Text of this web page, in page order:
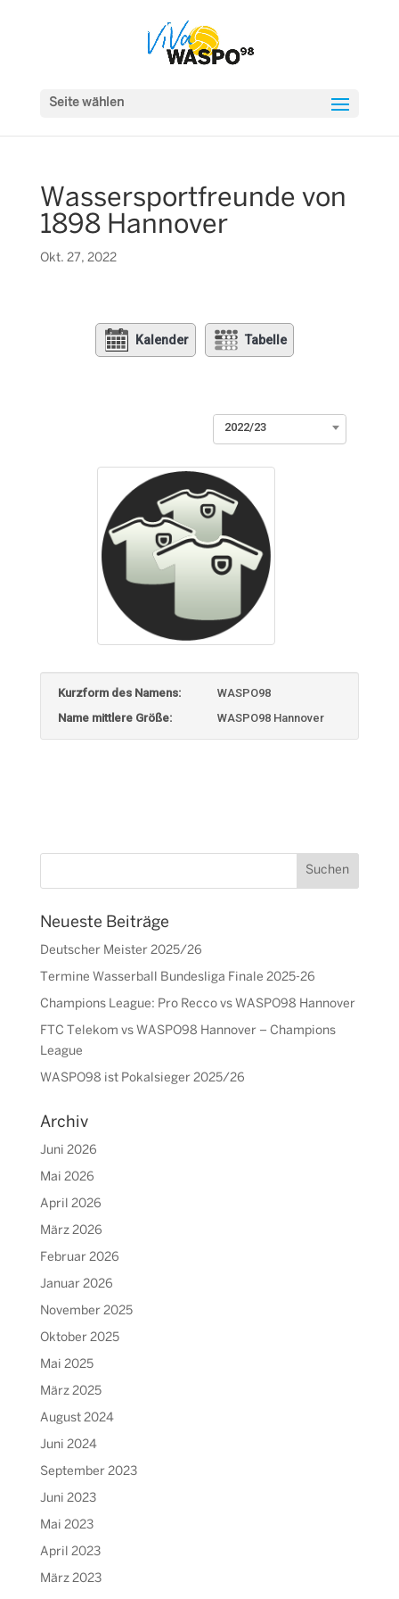
Seite wählen
Wassersportfreunde von
1898 Hannover
Okt. 27, 2022
Kalender Tabelle
2022/23
Kurzform des Namens:
WASPO98
Name mittlere Größe:
WASPO98 Hannover
Neueste Beiträge
Deutscher Meister 2025/26
Termine Wasserball Bundesliga Finale 2025-26
Champions League: Pro Recco vs WASPO98 Hannover
FTC Telekom vs WASPO98 Hannover – Champions
League
WASPO98 ist Pokalsieger 2025/26
Archiv
Juni 2026
Mai 2026
April 2026
März 2026
Februar 2026
Januar 2026
November 2025
Oktober 2025
Mai 2025
März 2025
August 2024
Juni 2024
September 2023
Juni 2023
Mai 2023
April 2023
März 2023